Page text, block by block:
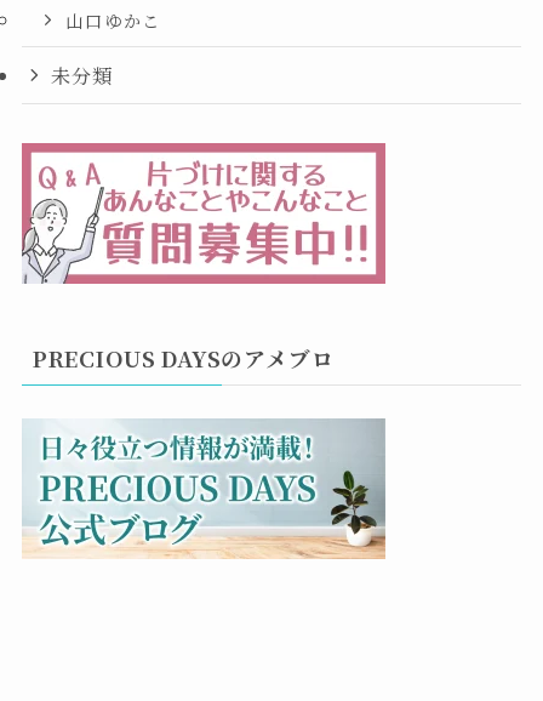
山口ゆかこ
未分類
PRECIOUS DAYSのアメブロ